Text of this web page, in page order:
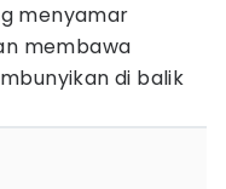
menyamar
membawa
di balik